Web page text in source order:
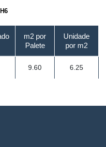
m2 por
Palete
Unidade
por m2
9.60 6.25